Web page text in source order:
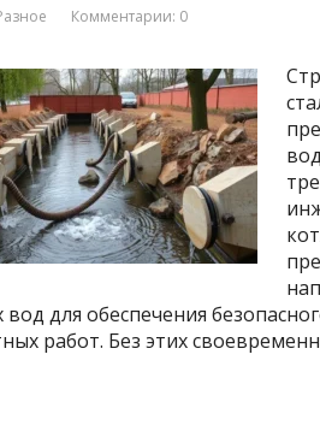
Комментарии: 0
для обеспечения
работ. Без этих